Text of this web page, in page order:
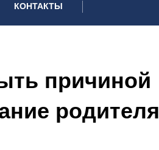
письмо для суда
КОНТАКТЫ
причиной
родителя